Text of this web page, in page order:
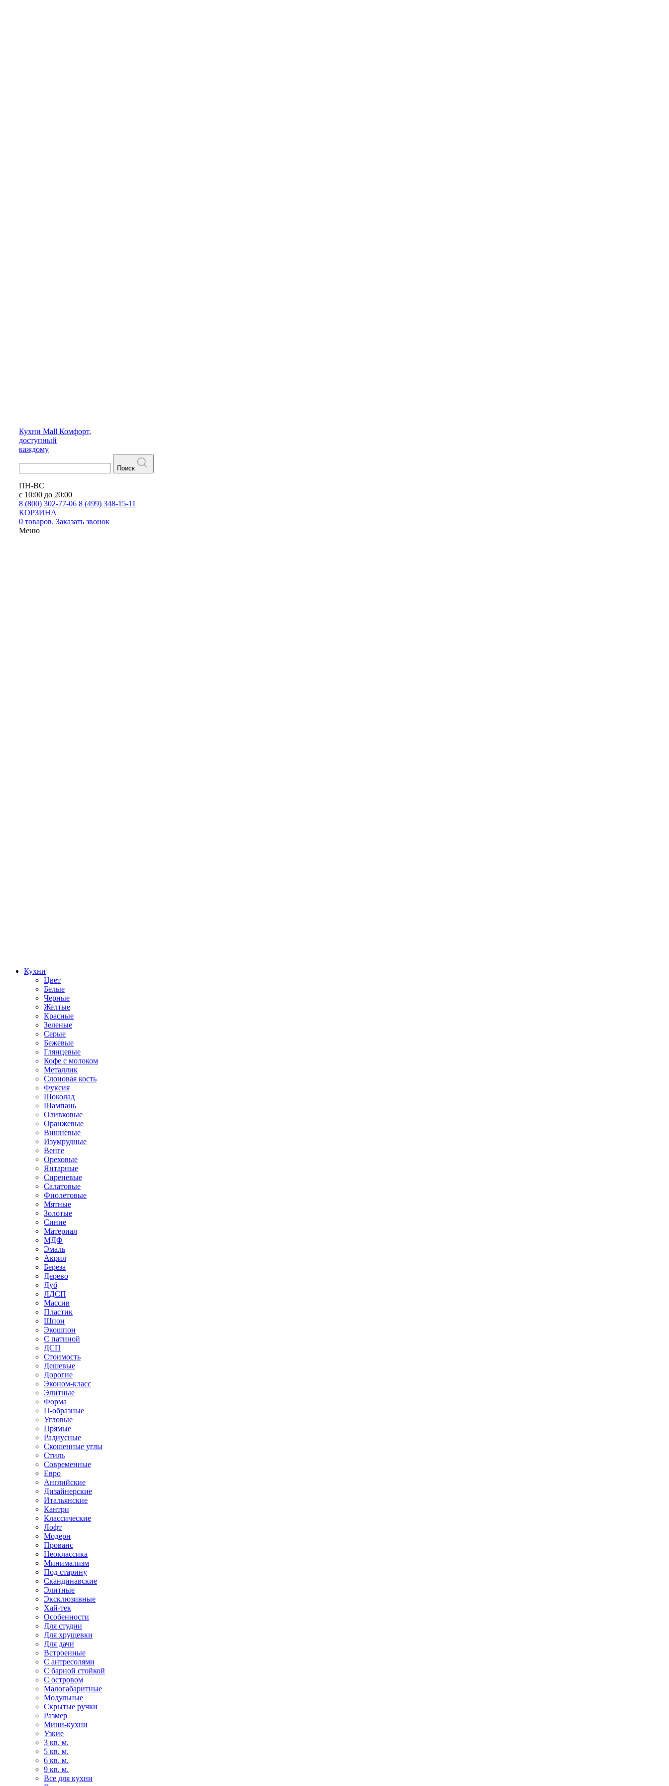
Кухни Mall Комфорт,
доступный
каждому
Поиск
ПН-ВС
с 10:00 до 20:00
8 (800) 302-77-06 8 (499) 348-15-11
КОРЗИНА
0 товаров. Заказать звонок
Меню
Кухни
Цвет
Белые
Черные
Желтые
Красные
Зеленые
Серые
Бежевые
Глянцевые
Кофе с молоком
Металлик
Слоновая кость
Фуксия
Шоколад
Шампань
Оливковые
Оранжевые
Вишневые
Изумрудные
Венге
Ореховые
Янтарные
Сиреневые
Салатовые
Фиолетовые
Мятные
Золотые
Синие
Материал
МДФ
Эмаль
Акрил
Береза
Дерево
Дуб
ЛДСП
Массив
Пластик
Шпон
Экошпон
С патиной
ДСП
Стоимость
Дешевые
Дорогие
Эконом-класс
Элитные
Форма
П-образные
Угловые
Прямые
Радиусные
Скошенные углы
Стиль
Современные
Евро
Английские
Дизайнерские
Итальянские
Кантри
Классические
Лофт
Модерн
Прованс
Неоклассика
Минимализм
Под старину
Скандинавские
Элитные
Эксклюзивные
Хай-тек
Особенности
Для студии
Для хрущевки
Для дачи
Встроенные
С антресолями
С барной стойкой
С островом
Малогабаритные
Модульные
Скрытые ручки
Размер
Мини-кухни
Узкие
3 кв. м.
5 кв. м.
6 кв. м.
9 кв. м.
Все для кухни